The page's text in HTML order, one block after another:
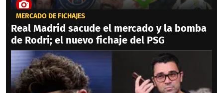
MERCADO DE FICHAJES
Real Madrid sacude el mercado y la bomba
de Rodri; el nuevo fichaje del PSG